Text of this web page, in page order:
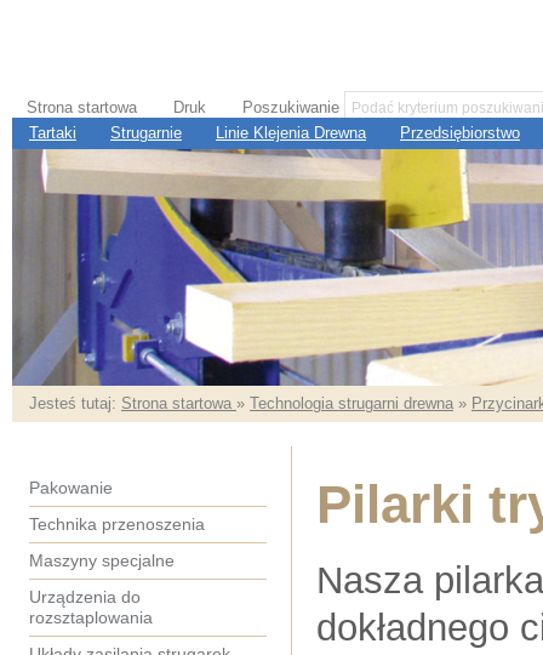
Strona startowa Druk
Poszukiwanie
Tartaki
Strugarnie Linie Klejenia Drewna Przedsiębiorstwo
Jesteś tutaj: Strona startowa » Technologia strugarni drewna »
Pakowanie
Technika przenoszenia
Maszyny specjalne
Urządzenia do
rozsztaplowania
Pilarki
Nasza
dokładnego